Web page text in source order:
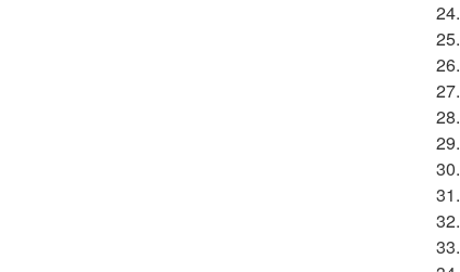
24.
25.
26.
27.
28.
29.
30.
31.
32.
33.